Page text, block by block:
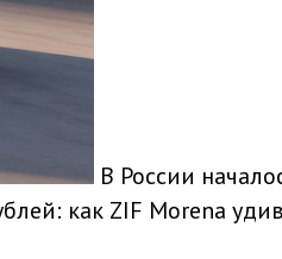
В России
как ZIF Morena